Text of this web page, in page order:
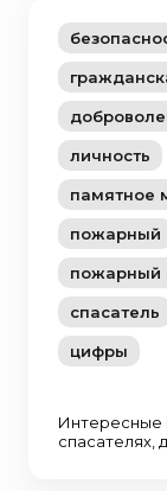
личность
памятное
пожарный
пожарный
спасатель
цифры
Интересные
спасателях,